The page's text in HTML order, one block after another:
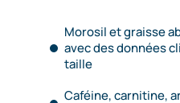
Morosil et graisse
avec des données
taille
Caféine, carnitine,